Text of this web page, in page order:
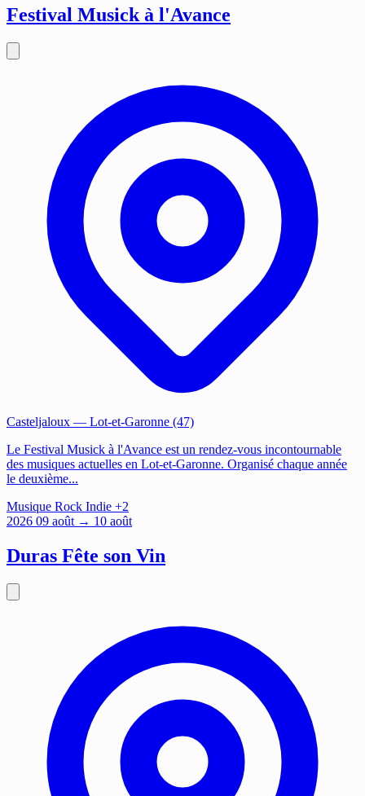
Festival Musick à l'Avance
Casteljaloux — Lot-et-Garonne (47)
Le Festival Musick à l'Avance est un rendez-vous incontournable
des musiques actuelles en Lot-et-Garonne. Organisé chaque année
le deuxième...
Musique Rock Indie +2
2026 09 août → 10 août
Duras Fête son Vin